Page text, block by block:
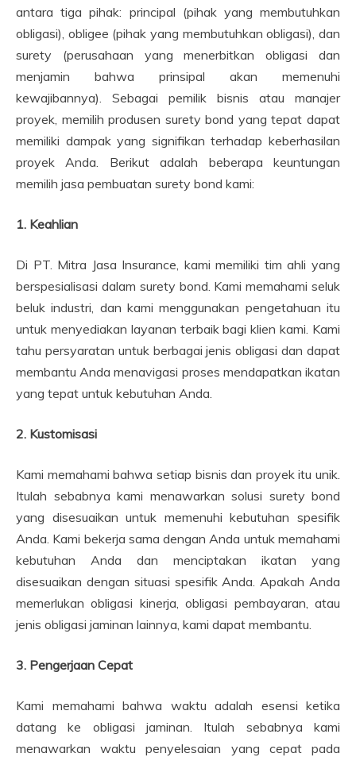
antara tiga pihak: principal (pihak yang membutuhkan
obligasi), obligee (pihak yang membutuhkan obligasi), dan
surety (perusahaan yang menerbitkan obligasi dan
menjamin bahwa prinsipal akan memenuhi
kewajibannya). Sebagai pemilik bisnis atau manajer
proyek, memilih produsen surety bond yang tepat dapat
memiliki dampak yang signifikan terhadap keberhasilan
proyek Anda. Berikut adalah beberapa keuntungan
memilih jasa pembuatan surety bond kami:
1. Keahlian
Di PT. Mitra Jasa Insurance, kami memiliki tim ahli yang
berspesialisasi dalam surety bond. Kami memahami seluk
beluk industri, dan kami menggunakan pengetahuan itu
untuk menyediakan layanan terbaik bagi klien kami. Kami
tahu persyaratan untuk berbagai jenis obligasi dan dapat
membantu Anda menavigasi proses mendapatkan ikatan
yang tepat untuk kebutuhan Anda.
2. Kustomisasi
Kami memahami bahwa setiap bisnis dan proyek itu unik.
Itulah sebabnya kami menawarkan solusi surety bond
yang disesuaikan untuk memenuhi kebutuhan spesifik
Anda. Kami bekerja sama dengan Anda untuk memahami
kebutuhan Anda dan menciptakan ikatan yang
disesuaikan dengan situasi spesifik Anda. Apakah Anda
memerlukan obligasi kinerja, obligasi pembayaran, atau
jenis obligasi jaminan lainnya, kami dapat membantu.
3. Pengerjaan Cepat
Kami memahami bahwa waktu adalah esensi ketika
datang ke obligasi jaminan. Itulah sebabnya kami
menawarkan waktu penyelesaian yang cepat pada